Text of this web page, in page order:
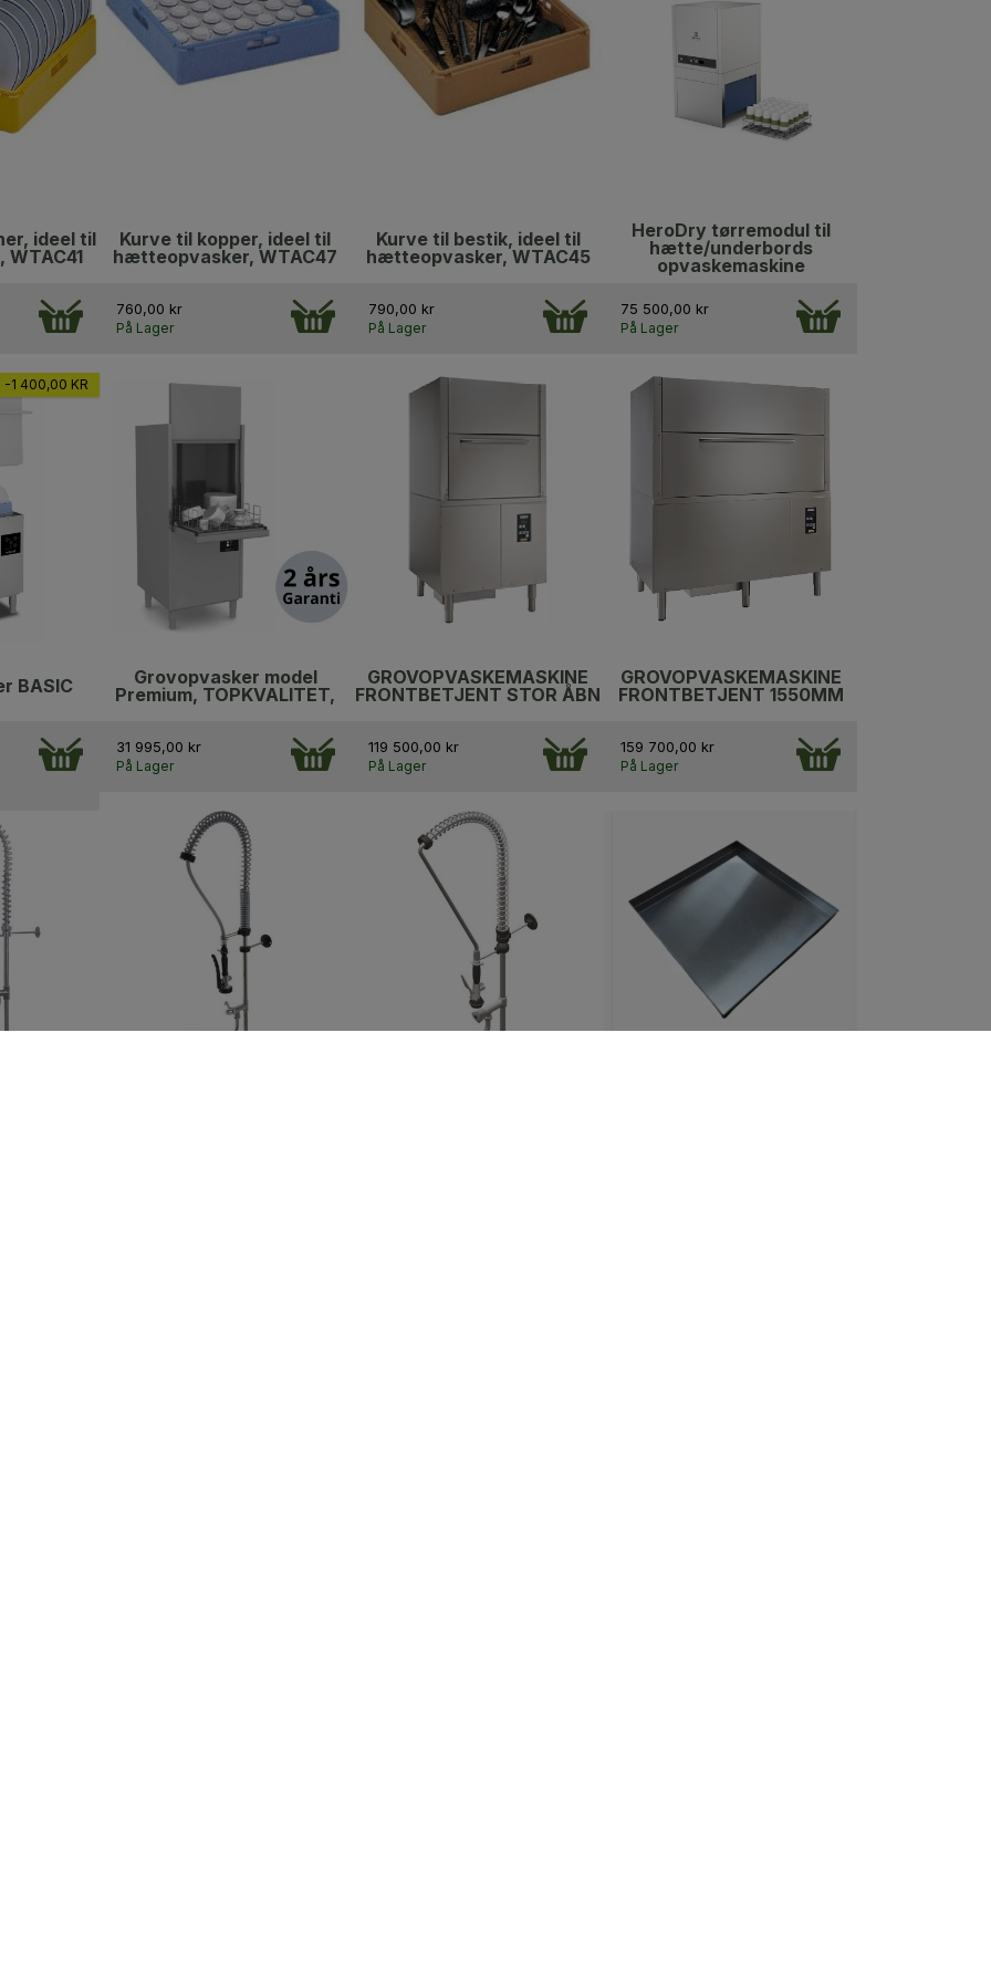
ideel til
Kurve til kopper, ideel til
hætteopvasker, WTAC47
760,00 kr
På Lager
Kurve til bestik, ideel til
hætteopvasker, WTAC45
790,00 kr
På Lager
HeroDry tørremodul til
hætte/underbords
opvaskemaskine
75 500,00 kr
På Lager
-1 400,00 KR
BASIC
Grovopvasker model
Premium, TOPKVALITET,
31 995,00 kr
På Lager
GROVOPVASKEMASKINE
FRONTBETJENT STOR ÅBN
119 500,00 kr
På Lager
GROVOPVASKEMASKINE
FRONTBETJENT 1550MM
159 700,00 kr
På Lager